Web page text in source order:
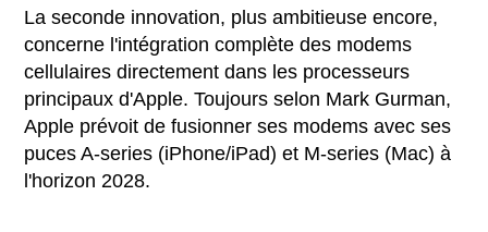
La seconde innovation, plus ambitieuse encore,
concerne l'intégration complète des modems
cellulaires directement dans les processeurs
principaux d'Apple. Toujours selon Mark Gurman,
Apple prévoit de fusionner ses modems avec ses
puces A-series (iPhone/iPad) et M-series (Mac) à
l'horizon 2028.